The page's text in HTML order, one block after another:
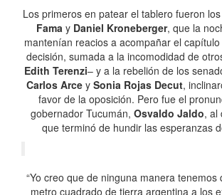
Los primeros en patear el tablero fueron
Fama y Daniel Kroneberger, que la
mantenían reacios a acompañar el
decisión, sumada a la incomodidad de
Edith Terenzi– y a la rebelión de los
Carlos Arce y Sonia Rojas Decut,
favor de la oposición. Pero fue el
gobernador Tucumán, Osvaldo Jaldo, al
que terminó de hundir las esperanzas
“Yo creo que de ninguna manera tenemos
metro cuadrado de tierra argentina a los